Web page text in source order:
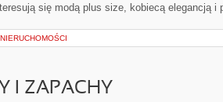
się modą plus size, kobiecą elegancją
NIERUCHOMOŚCI
I ZAPACHY